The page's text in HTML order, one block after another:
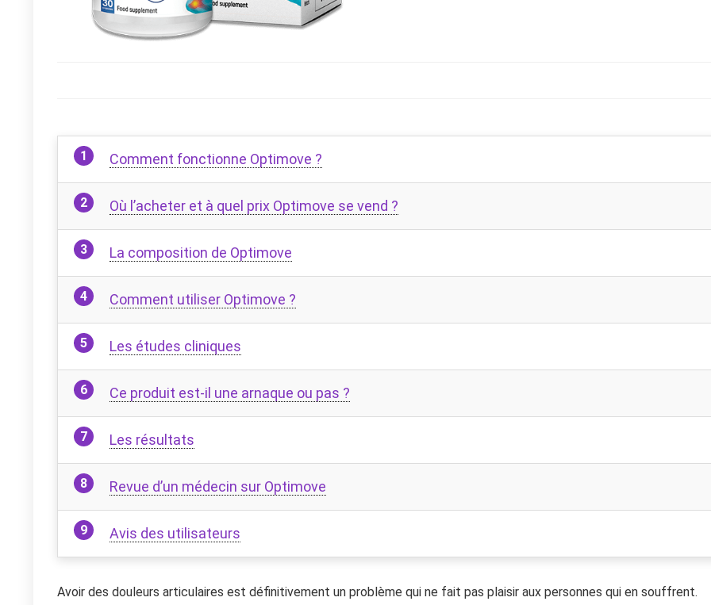
Comment fonctionne Optimove ?
Où l’acheter et à quel prix Optimove se vend ?
La composition de Optimove
Comment utiliser Optimove ?
Les études cliniques
Ce produit est-il une arnaque ou pas ?
Les résultats
Revue d’un médecin sur Optimove
Avis des utilisateurs
Avoir des douleurs articulaires est définitivement un problème qui ne fait pas plaisir aux personnes qui en souffrent.